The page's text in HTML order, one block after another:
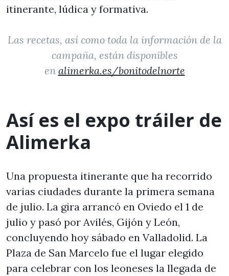
itinerante, lúdica y formativa.
Las recetas, así como toda la información de la
campaña, están disponibles
en alimerka.es/bonitodelnorte
Así es el expo tráiler de
Alimerka
Una propuesta itinerante que ha recorrido
varias ciudades durante la primera semana
de julio. La gira arrancó en Oviedo el 1 de
julio y pasó por Avilés, Gijón y León,
concluyendo hoy sábado en Valladolid. La
Plaza de San Marcelo fue el lugar elegido
para celebrar con los leoneses la llegada de